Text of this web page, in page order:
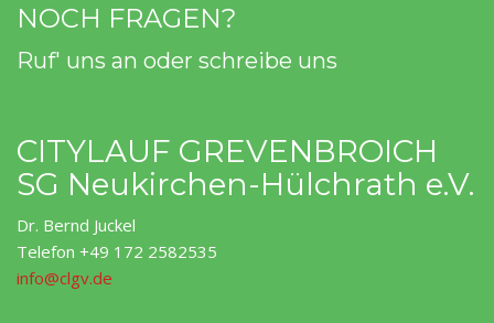
NOCH FRAGEN?
Ruf' uns an oder schreibe uns
CITYLAUF GREVENBROICH
SG Neukirchen-Hülchrath e.V.
Dr. Bernd Juckel
Telefon +49 172 2582535
info@clgv.de